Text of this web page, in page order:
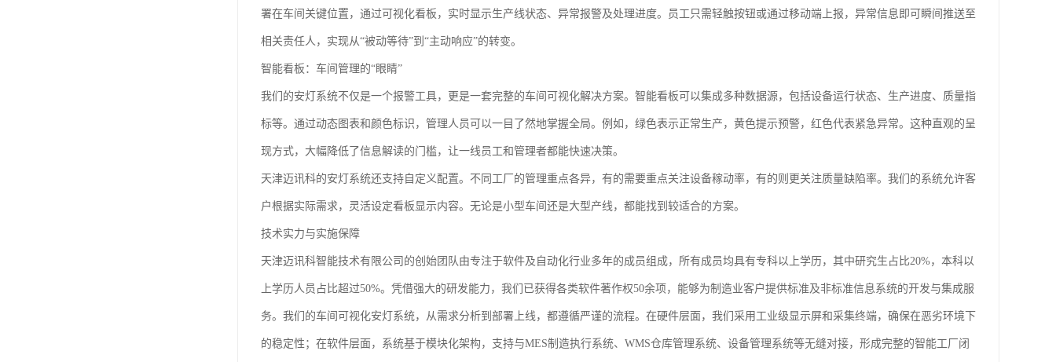
署在车间关键位置，通过可视化看板，实时显示生产线状态、异常报警及处理进度。员工只需轻触按钮或通过移动端上报，异常信息即可瞬间推送至
相关责任人，实现从“被动等待”到“主动响应”的转变。
智能看板：车间管理的“眼睛”
我们的安灯系统不仅是一个报警工具，更是一套完整的车间可视化解决方案。智能看板可以集成多种数据源，包括设备运行状态、生产进度、质量指
标等。通过动态图表和颜色标识，管理人员可以一目了然地掌握全局。例如，绿色表示正常生产，黄色提示预警，红色代表紧急异常。这种直观的呈
现方式，大幅降低了信息解读的门槛，让一线员工和管理者都能快速决策。
天津迈讯科的安灯系统还支持自定义配置。不同工厂的管理重点各异，有的需要重点关注设备稼动率，有的则更关注质量缺陷率。我们的系统允许客
户根据实际需求，灵活设定看板显示内容。无论是小型车间还是大型产线，都能找到较适合的方案。
技术实力与实施保障
天津迈讯科智能技术有限公司的创始团队由专注于软件及自动化行业多年的成员组成，所有成员均具有专科以上学历，其中研究生占比20%，本科以
上学历人员占比超过50%。凭借强大的研发能力，我们已获得各类软件著作权50余项，能够为制造业客户提供标准及非标准信息系统的开发与集成服
务。我们的车间可视化安灯系统，从需求分析到部署上线，都遵循严谨的流程。在硬件层面，我们采用工业级显示屏和采集终端，确保在恶劣环境下
的稳定性；在软件层面，系统基于模块化架构，支持与MES制造执行系统、WMS仓库管理系统、设备管理系统等无缝对接，形成完整的智能工厂闭